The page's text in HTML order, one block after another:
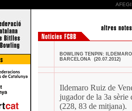
BOWLING TENPIN:
BARCELONA (20.07.2012)
Ildemaro Ruiz de
jugador de la 3a sèrie
(228, 83 de mitjana).